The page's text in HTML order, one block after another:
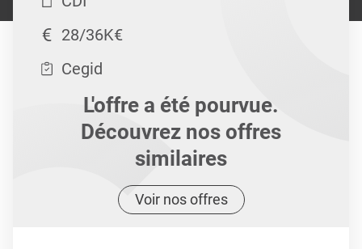
28/36K€
Cegid
L'offre a été pourvue.
Découvrez nos offres
similaires
Voir nos offres